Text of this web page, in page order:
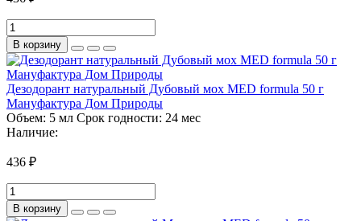
В корзину
Дезодорант натуральный Дубовый мох MED formula 50 г
Мануфактура Дом Природы
Объем: 5 мл Срок годности: 24 мес
Наличие:
436 ₽
В корзину